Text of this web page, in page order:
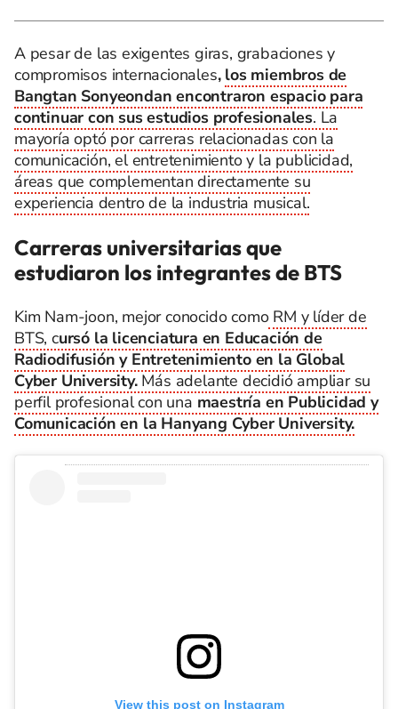
A pesar de las exigentes giras, grabaciones y
compromisos internacionales, los miembros de
Bangtan Sonyeondan encontraron espacio para
continuar con sus estudios profesionales. La
mayoría optó por carreras relacionadas con la
comunicación, el entretenimiento y la publicidad,
áreas que complementan directamente su
experiencia dentro de la industria musical.
Carreras universitarias que
estudiaron los integrantes de BTS
Kim Nam-joon, mejor conocido comoRM y líder de
BTS, cursó la licenciatura en Educación de
Radiodifusión y Entretenimiento en la Global
Cyber University. Más adelante decidió ampliar su
perfil profesional con una maestría en Publicidad y
Comunicación en la Hanyang Cyber University.
View this post on Instagram